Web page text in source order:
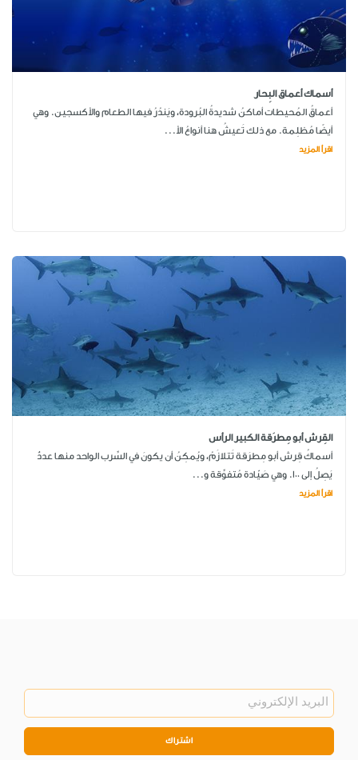
أسماك أعماق البِحار
أعماقُ المُحيطات أماكنُ شديدةُ البُرودة، ويَندُرُ فيها الطعام والأكسجين. وهي
أيضًا مُظلِمة. مع ذلك تَعيشُ هنا أنواعُ الأ...
اقرأ المزيد
القِرش أبو مِطرَقة الكبير الرأس
أسماكُ قِرش أبو مِطرَقة تَتلازَمُ، ويُمكِنُ أن يكونَ في السِّرب الواحد منها عددٌ
يَصِلُ إلى 100. وهي صَيّادة مُتفوِّقة و...
اقرأ المزيد
اشتراك